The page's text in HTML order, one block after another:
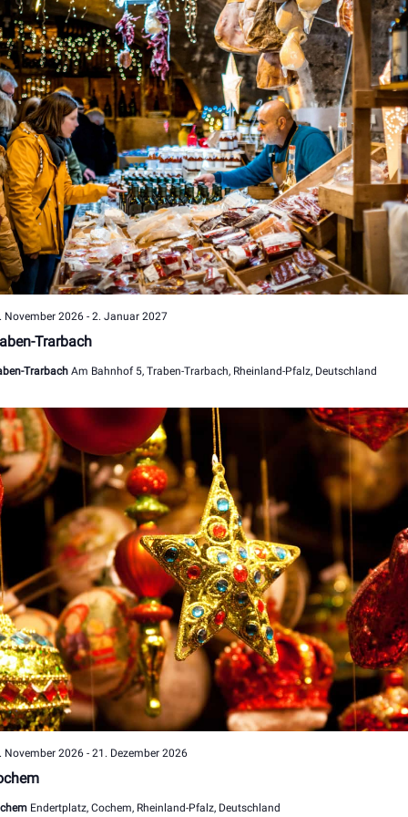
Trarbach
November 2026- 2. Januar 2027
Trarbach Am Bahnhof 5, Traben-Trarbach, Rheinland-Pfalz, Deutschland
November 2026- 21. Dezember 2026
Endertplatz, Cochem, Rheinland-Pfalz, Deutschland